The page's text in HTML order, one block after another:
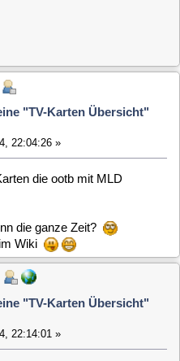
nicht
Karten Übersicht"
»
sofort ins Wiki
hatte.
Karten Übersicht"
»
sind. Einen
werden.